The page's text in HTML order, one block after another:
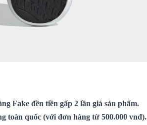
Fake đền tiền gấp 2 lần giá sản phẩm.
toàn quốc (với đơn hàng từ 500.000 vnđ).